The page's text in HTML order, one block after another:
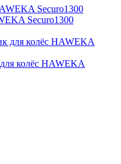
Securo1300
колёс HAWEKA